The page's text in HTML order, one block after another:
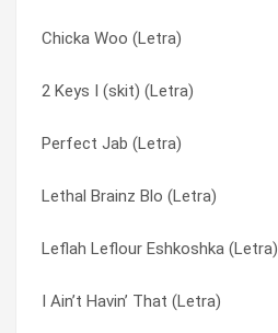
Chicka Woo (Letra)
2 Keys I (skit) (Letra)
Perfect Jab (Letra)
Lethal Brainz Blo (Letra)
Leflah Leflour Eshkoshka (Letra)
I Ain’t Havin’ That (Letra)
2 Keys Ii. (Letra)
Brownsville Ii Long Beach (Letra)
2 Keys I (skit) (Letra)
I Ain’t Havin’ That (Letra)
Chicka Woo (Letra)
Call Tyrone (Letra)
Place To Be (Letra)
Prowl (Letra)
Sean Price (Letra)
Sean Wigginz (Letra)
Soldiers Gone Psyco (Letra)
The Square (triple R) (Letra)